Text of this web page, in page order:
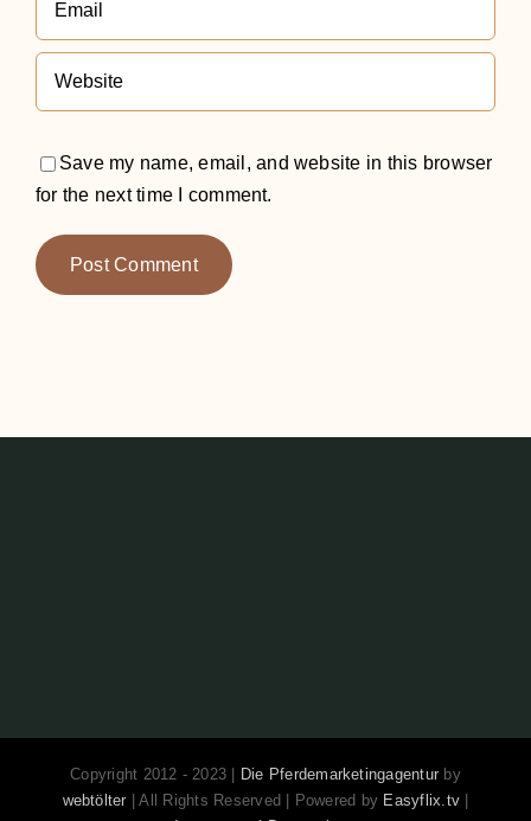
Save my name, email, and website in this browser
for the next time I comment.
Copyright 2012 - 2023 | Die Pferdemarketingagentur by
webtölter | All Rights Reserved | Powered by Easyflix.tv|